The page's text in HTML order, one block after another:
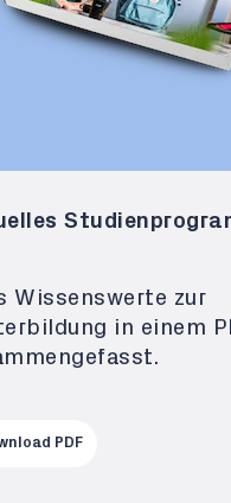
Wissenswerte zur
in einem
PDF